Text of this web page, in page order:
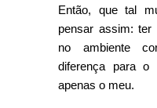
Então, que tal
pensar assim: ter
no ambiente
diferença para
apenas o meu.